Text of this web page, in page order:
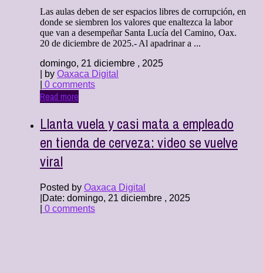
Las aulas deben de ser espacios libres de corrupción, en
donde se siembren los valores que enaltezca la labor
que van a desempeñar Santa Lucía del Camino, Oax.
20 de diciembre de 2025.- Al apadrinar a ...
domingo, 21 diciembre , 2025
| by Oaxaca Digital
0 comments
Read more
Llanta vuela y casi mata a empleado
en tienda de cerveza: video se vuelve
viral
Posted by Oaxaca Digital
Date: domingo, 21 diciembre , 2025
0 comments